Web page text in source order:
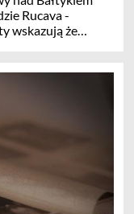
Rucava -
wskazują że